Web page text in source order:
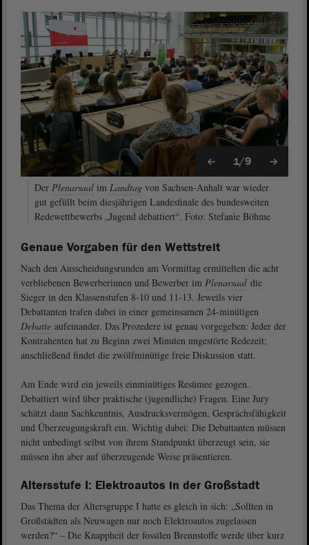
1/9
Der Plenarsaal im Landtag von Sachsen-Anhalt war wieder
gut gefüllt beim diesjährigen Landesfinale des bundesweiten
Redewettbewerbs „Jugend debattiert“. Foto: Stefanie Böhme
Genaue Vorgaben für den Wettstreit
Nach den Ausscheidungsrunden am Vormittag ermittelten die acht
verbliebenen Bewerberinnen und Bewerber im Plenarsaal die
Sieger in den Klassenstufen 8-10 und 11-13. Jeweils vier
Debattanten trafen dabei in einer gemeinsamen 24‑minütigen
Debatte aufeinander. Das Prozedere ist genau vorgegeben: Jeder der
Kontrahenten hat zu Beginn zwei Minuten ungestörte Redezeit;
anschließend findet die zwölfminütige freie Diskussion statt.
Am Ende wird ein jeweils einminütiges Resümee gezogen.
Debattiert wird über praktische (jugendliche) Fragen. Eine Jury
schätzt dann Sachkenntnis, Ausdrucksvermögen, Gesprächsfähigkeit
und Überzeugungskraft ein. Wichtig dabei: Die Debattanten müssen
nicht unbedingt selbst von ihrem Standpunkt überzeugt sein, sie
müssen ihn aber auf überzeugende Weise präsentieren.
Altersstufe I: Elektroautos in der Großstadt
Das Thema der Altersgruppe I hatte es gleich in sich: „Sollten in
Großstädten als Neuwagen nur noch Elektroautos zugelassen
werden?“ – Die Knappheit der fossilen Brennstoffe werde über kurz